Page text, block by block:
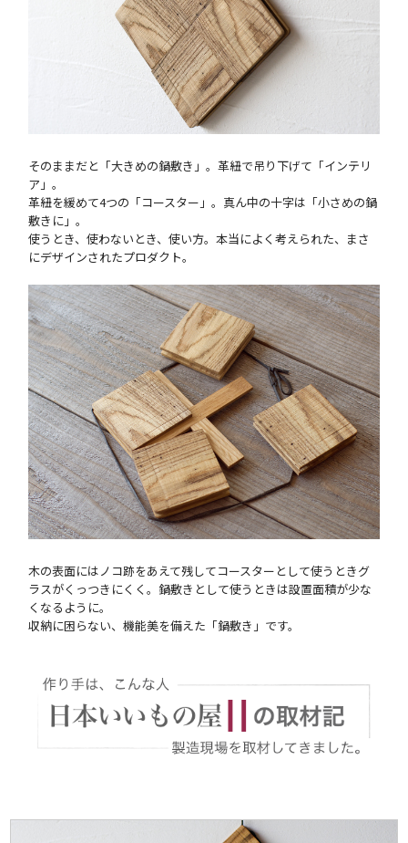
そのままだと「大きめの鍋敷き」。革紐で吊り下げて「インテリ
ア」。
革紐を緩めて4つの「コースター」。真ん中の十字は「小さめの鍋
敷きに」。
使うとき、使わないとき、使い方。本当によく考えられた、まさ
にデザインされたプロダクト。
木の表面にはノコ跡をあえて残してコースターとして使うときグ
ラスがくっつきにくく。鍋敷きとして使うときは設置面積が少な
くなるように。
収納に困らない、機能美を備えた「鍋敷き」です。